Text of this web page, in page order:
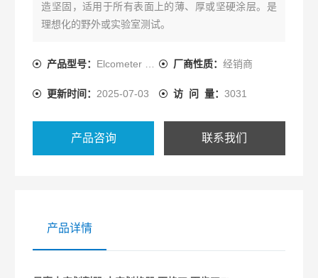
造坚固，适用于所有表面上的薄、厚或坚硬涂层。是
理想化的野外或实验室测试。
产品型号： Elcometer 107 厂商性质： 经销商
更新时间： 2025-07-03 访 问 量： 3031
产品咨询 联系我们
产品详情